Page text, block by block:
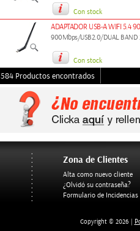
Con stock
ADAPTADOR USB-A WIFI 5.4
900Mbps/USB2.0/DUAL BAND
Con stock
584 Productos encontrados
Zona de Clientes
Alta como nuevo cliente
¿Olvidó su contraseña?
Formulario de Incidencias
Copyright © 2026 |